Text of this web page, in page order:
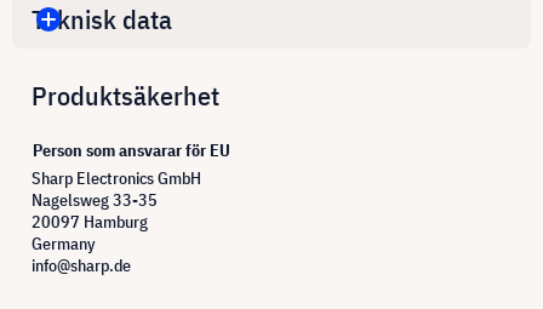
Teknisk data
Produktsäkerhet
Person som ansvarar för EU
Sharp Electronics GmbH
Nagelsweg 33-35
20097 Hamburg
Germany
info@sharp.de